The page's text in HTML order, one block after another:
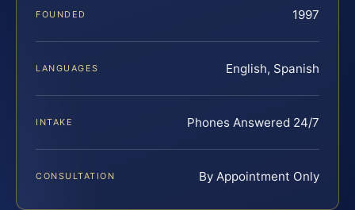
FOUNDED 1997
LANGUAGES English, Spanish
INTAKE Phones Answered 24/7
CONSULTATION By Appointment Only